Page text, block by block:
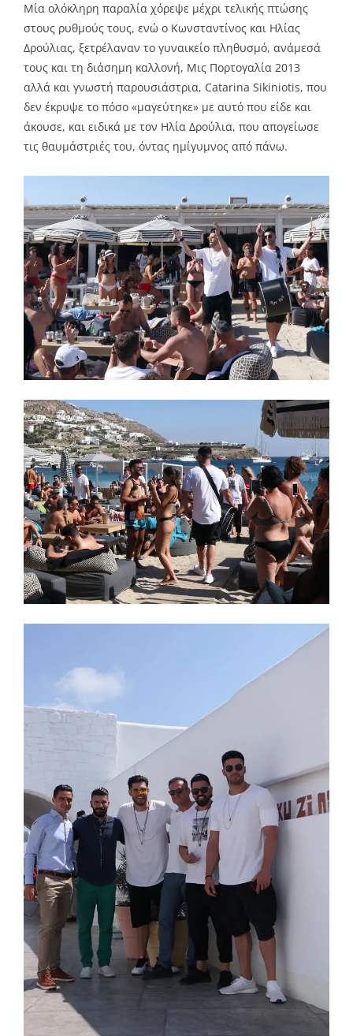
Μία ολόκληρη παραλία χόρεψε μέχρι τελικής πτώσης
στους ρυθμούς τους, ενώ ο Κωνσταντίνος και Ηλίας
Δρούλιας, ξετρέλαναν το γυναικείο πληθυσμό, ανάμεσά
τους και τη διάσημη καλλονή, Μις Πορτογαλία 2013
αλλά και γνωστή παρουσιάστρια, Catarina Sikiniotis, που
δεν έκρυψε το πόσο «μαγεύτηκε» με αυτό που είδε και
άκουσε, και ειδικά με τον Ηλία Δρούλια, που απογείωσε
τις θαυμάστριές του, όντας ημίγυμνος από πάνω.